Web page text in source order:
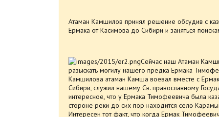
Атаман Камшилов принял решение обсудив с
Ермака от Касимова до Сибири и заняться
Сейчас наш Атаман
разыскать могилу нашего предка Ермака
Камшилова атаман Камша воевал вместе с
Сибири, служил нашему Св. православному
интересное, что у Ермака Тимофеевича была
стороне реки до сих пор находится село
Интересен тот факт, что когда Ермак